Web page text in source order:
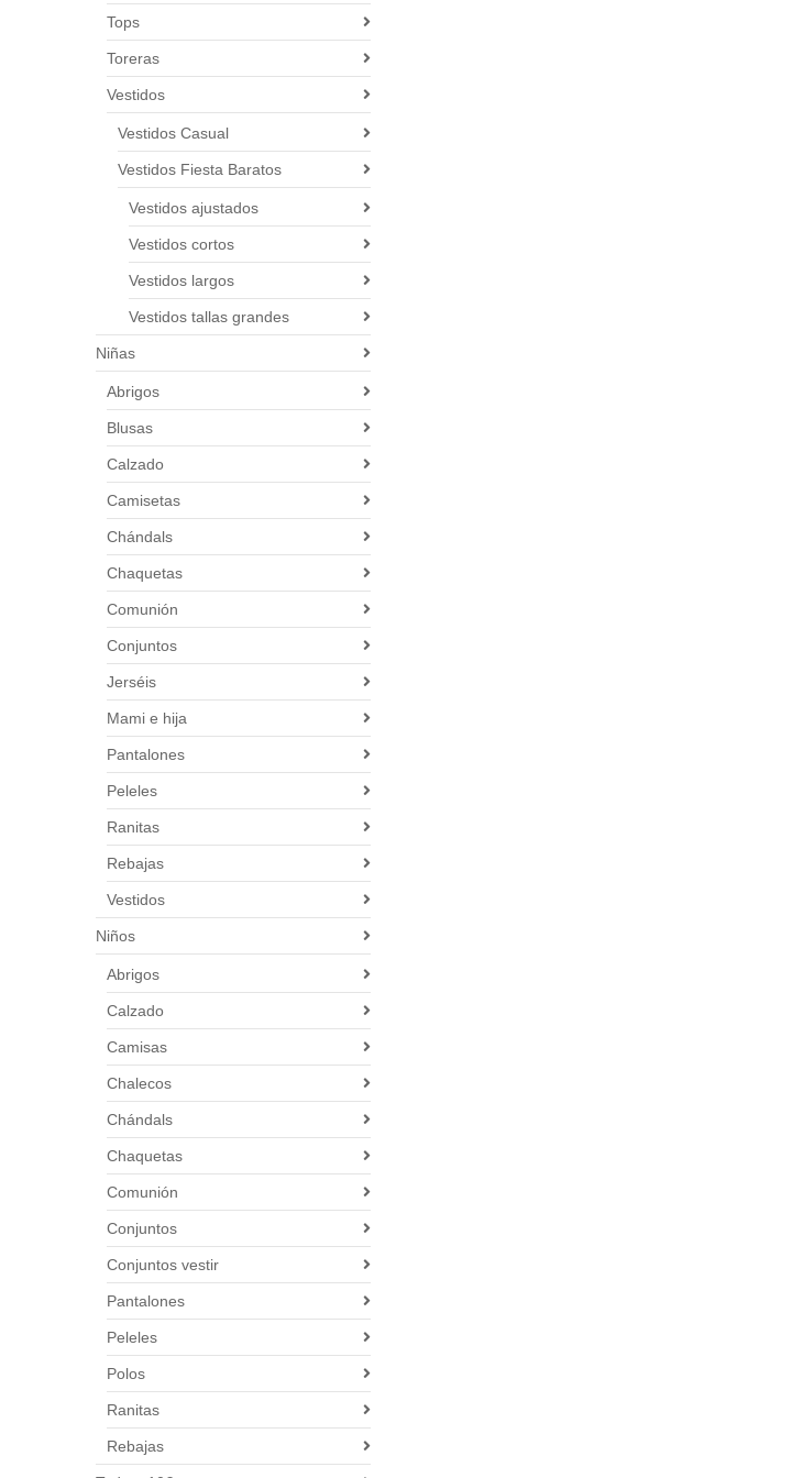
Tops
Toreras
Vestidos
Vestidos Casual
Vestidos Fiesta Baratos
Vestidos ajustados
Vestidos cortos
Vestidos largos
Vestidos tallas grandes
Niñas
Abrigos
Blusas
Calzado
Camisetas
Chándals
Chaquetas
Comunión
Conjuntos
Jerséis
Mami e hija
Pantalones
Peleles
Ranitas
Rebajas
Vestidos
Niños
Abrigos
Calzado
Camisas
Chalecos
Chándals
Chaquetas
Comunión
Conjuntos
Conjuntos vestir
Pantalones
Peleles
Polos
Ranitas
Rebajas